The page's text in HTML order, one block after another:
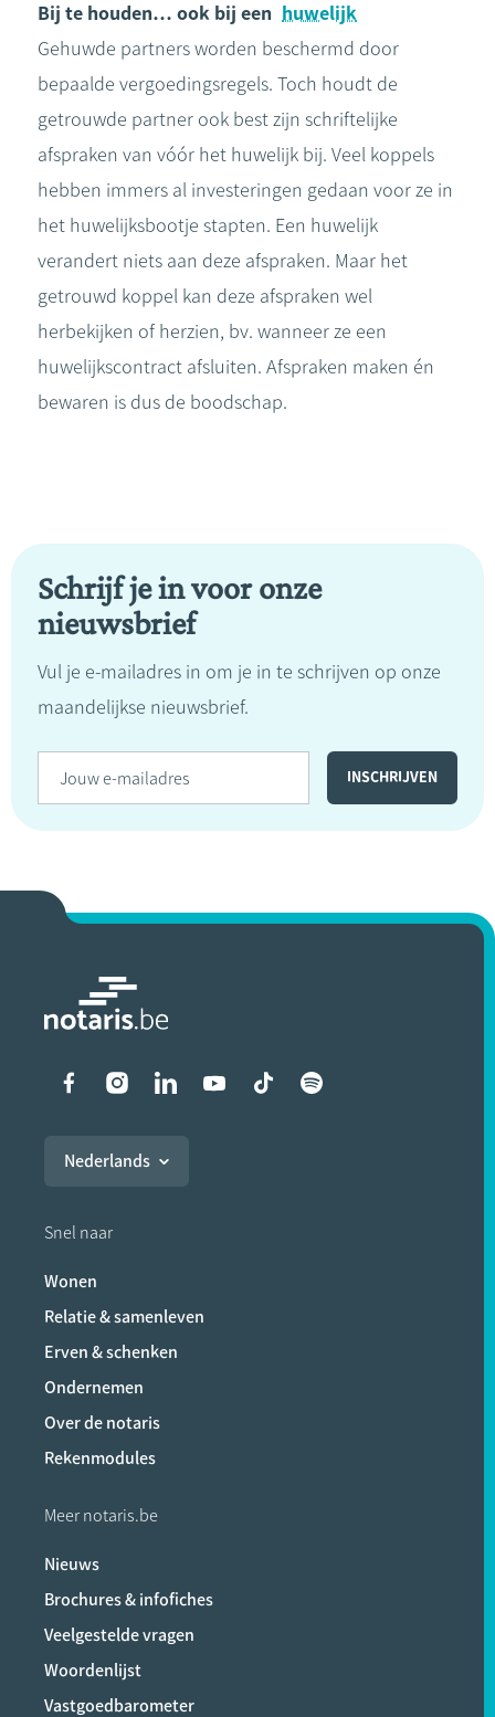
Bij te houden… ook bij een huwelijk
Gehuwde partners worden beschermd door
bepaalde vergoedingsregels. Toch houdt de
getrouwde partner ook best zijn schriftelijke
afspraken van vóór het huwelijk bij. Veel koppels
hebben immers al investeringen gedaan voor ze in
het huwelijksbootje stapten. Een huwelijk
verandert niets aan deze afspraken. Maar het
getrouwd koppel kan deze afspraken wel
herbekijken of herzien, bv. wanneer ze een
huwelijkscontract afsluiten. Afspraken maken én
bewaren is dus de boodschap.
Schrijf je in voor onze
nieuwsbrief
Vul je e-mailadres in om je in te schrijven op onze
maandelijkse nieuwsbrief.
Liens vers les réseaux
Nederlands
Snel naar
Wonen
Relatie & samenleven
Erven & schenken
Ondernemen
Over de notaris
Rekenmodules
Meer notaris.be
Nieuws
Brochures & infofiches
Veelgestelde vragen
Woordenlijst
Vastgoedbarometer